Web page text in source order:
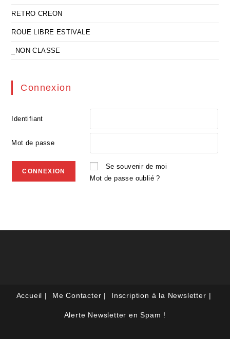
RETRO CREON
ROUE LIBRE ESTIVALE
_NON CLASSE
Connexion
Identifiant
Mot de passe
Se souvenir de moi
Mot de passe oublié ?
Accueil Me Contacter Inscription à la Newsletter
Alerte Newsletter en Spam !